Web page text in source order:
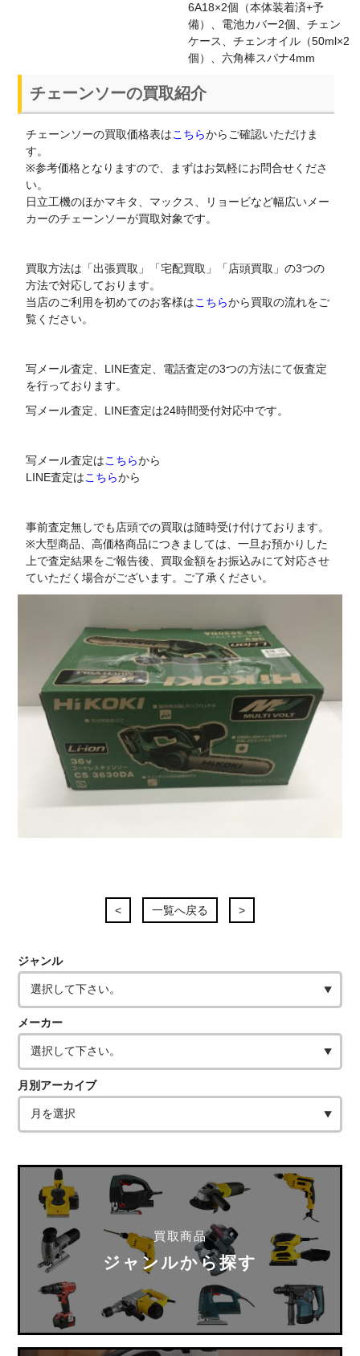
6A18×2個（本体装着済+予
備）、電池カバー2個、チェン
ケース、チェンオイル（50ml×2
個）、六角棒スパナ4mm
チェーンソーの買取紹介
チェーンソーの買取価格表はこちらからご確認いただけま
す。
※参考価格となりますので、まずはお気軽にお問合せくださ
い。
日立工機のほかマキタ、マックス、リョービなど幅広いメー
カーのチェーンソーが買取対象です。
買取方法は「出張買取」「宅配買取」「店頭買取」の3つの
方法で対応しております。
当店のご利用を初めてのお客様はこちらから買取の流れをご
覧ください。
写メール査定、LINE査定、電話査定の3つの方法にて仮査定
を行っております。
写メール査定、LINE査定は24時間受付対応中です。
写メール査定はこちらから
LINE査定はこちらから
事前査定無しでも店頭での買取は随時受け付けております。
※大型商品、高価格商品につきましては、一旦お預かりした
上で査定結果をご報告後、買取金額をお振込みにて対応させ
ていただく場合がございます。ご了承ください。
< 一覧へ戻る >
ジャンル
メーカー
月別アーカイブ
買取商品
ジャンルから探す